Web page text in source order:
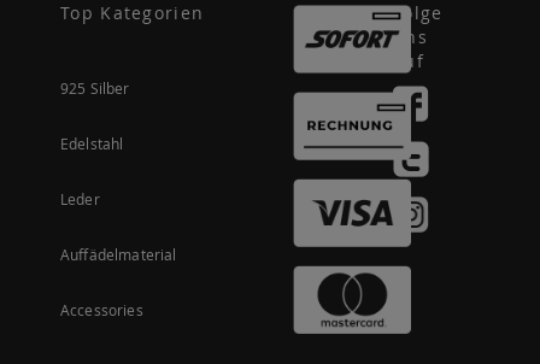
Top Kategorien
925 Silber
Edelstahl
Leder
Auffädelmaterial
Accessories
Folge
uns
auf